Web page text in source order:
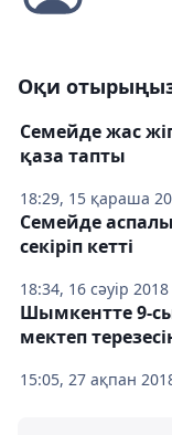
Оқи
18:29, 15 қараша
Семейде жас
қаза тапты
18:34, 16 сәуір 2018
Семейде
секіріп кетті
15:05, 27 ақпан
Шымкентте 9-
мектеп